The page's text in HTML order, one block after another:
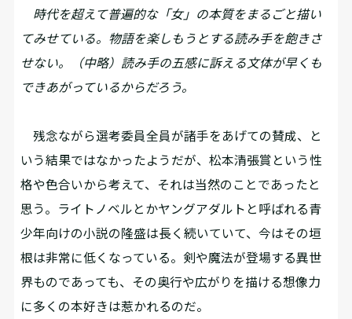
時代を超えて普遍的な「女」の本質をまるごと描い
てみせている。物語を楽しもうとする読み手を飽きさ
せない。（中略）読み手の五感に訴える文体が早くも
できあがっているからだろう。
残念ながら選考委員全員が諸手をあげての賛成、と
いう結果ではなかったようだが、松本清張賞という性
格や色合いから考えて、それは当然のことであったと
思う。ライトノベルとかヤングアダルトと呼ばれる青
少年向けの小説の隆盛は長く続いていて、今はその垣
根は非常に低くなっている。剣や魔法が登場する異世
界ものであっても、その奥行や広がりを描ける想像力
に多くの本好きは惹かれるのだ。